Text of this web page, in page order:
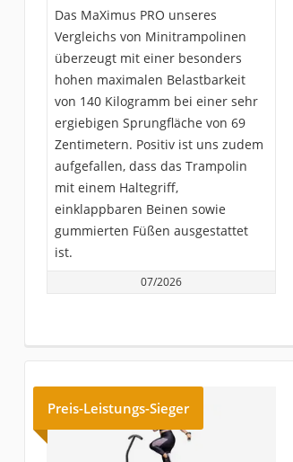
Das MaXimus PRO unseres
Vergleichs von Minitrampolinen
überzeugt mit einer besonders
hohen maximalen Belastbarkeit
von 140 Kilogramm bei einer sehr
ergiebigen Sprungfläche von 69
Zentimetern. Positiv ist uns zudem
aufgefallen, dass das Trampolin
mit einem Haltegriff,
einklappbaren Beinen sowie
gummierten Füßen ausgestattet
ist.
07/2026
Preis-Leistungs-Sieger